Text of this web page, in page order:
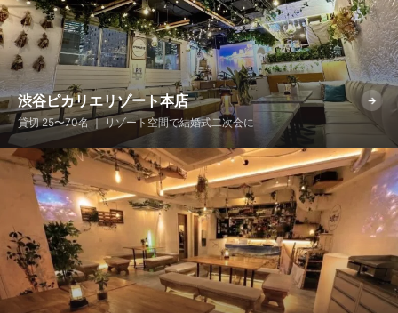
渋谷ピカリエリゾート本店 →
貸切 25〜70名 ｜ リゾート空間で結婚式二次会に